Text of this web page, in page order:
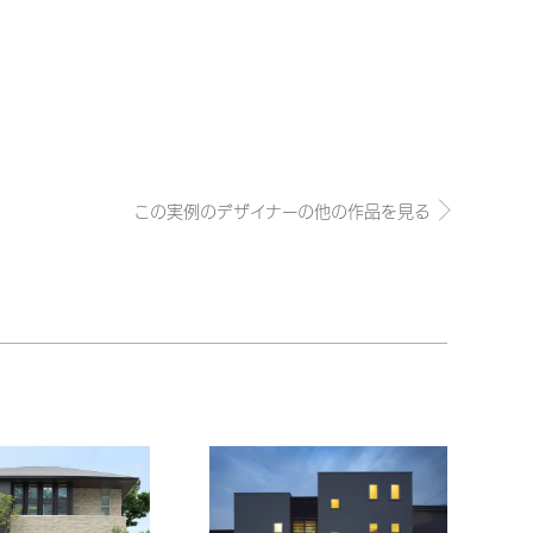
この実例のデザイナーの他の作品を見る